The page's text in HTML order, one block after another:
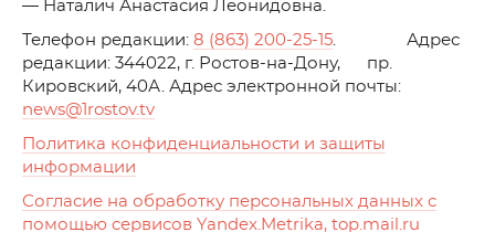
— Наталич Анастасия Леонидовна.
Телефон редакции: 8 (863) 200-25-15. Адрес
редакции: 344022, г. Ростов-на-Дону, пр.
Кировский, 40А. Адрес электронной почты:
news@1rostov.tv
Политика конфиденциальности и защиты
информации
Согласие на обработку персональных данных с
помощью сервисов Yandex.Metrika, top.mail.ru